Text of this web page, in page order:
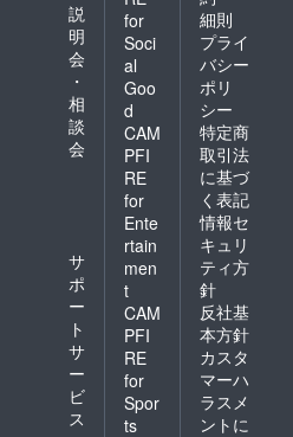
説
明
会
・
相
談
会
サ
ポ
ー
ト
サ
ー
ビ
ス
for
Soci
al
Goo
d
CAM
PFI
RE
for
Ente
rtain
men
t
CAM
PFI
RE
for
Spor
ts
細則
プライ
バシー
ポリ
シー
特定商
取引法
に基づ
く表記
情報セ
キュリ
ティ方
針
反社基
本方針
カスタ
マーハ
ラスメ
ントに